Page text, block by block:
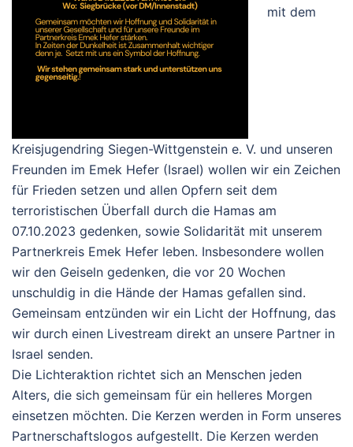
mit dem
Kreisjugendring Siegen-Wittgenstein e. V. und unseren
Freunden im Emek Hefer (Israel) wollen wir ein Zeichen
für Frieden setzen und allen Opfern seit dem
terroristischen Überfall durch die Hamas am
07.10.2023 gedenken, sowie Solidarität mit unserem
Partnerkreis Emek Hefer leben. Insbesondere wollen
wir den Geiseln gedenken, die vor 20 Wochen
unschuldig in die Hände der Hamas gefallen sind.
Gemeinsam entzünden wir ein Licht der Hoffnung, das
wir durch einen Livestream direkt an unsere Partner in
Israel senden.
Die Lichteraktion richtet sich an Menschen jeden
Alters, die sich gemeinsam für ein helleres Morgen
einsetzen möchten. Die Kerzen werden in Form unseres
Partnerschaftslogos aufgestellt. Die Kerzen werden